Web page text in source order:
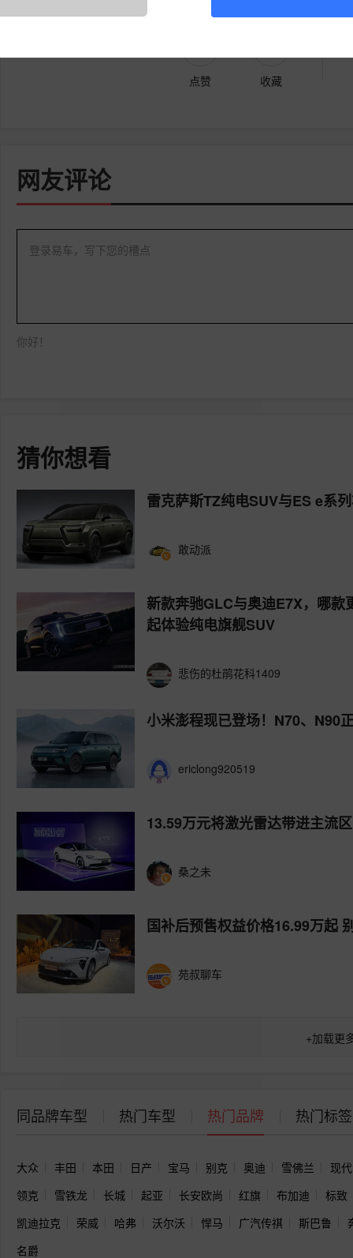
点赞 收藏
网友评论
登录易车，写下您的槽点
你好！
猜你想看
雷克萨斯TZ纯电SUV与ES e系
敢动派
新款奔驰GLC与奥迪E7X，哪
起体验纯电旗舰SUV
悲伤的杜鹃花科1409
小米澎程现已登场！N70、N90
ericlong920519
13.59万元将激光雷达带进主流
桑之未
国补后预售权益价格16.99万起
苑叔聊车
+加载更
同品牌车型 热门车型 热门品牌 热门标签
大众 丰田 本田 日产 宝马 别克 奥迪 雪佛兰
现代
领克
雪铁龙 长城 起亚 长安欧尚 红旗 布加迪
标致
凯迪拉克
荣威 哈弗 沃尔沃 悍马 广汽传祺 斯巴鲁
名爵